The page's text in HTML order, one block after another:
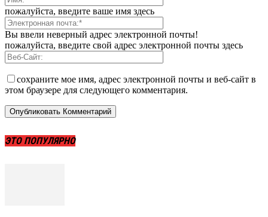
пожалуйста, введите ваше имя здесь
Вы ввели неверный адрес электронной почты!
пожалуйста, введите свой адрес электронной почты здесь
сохраните мое имя, адрес электронной почты и веб-сайт в
этом браузере для следующего комментария.
ЭТО ПОПУЛЯРНО